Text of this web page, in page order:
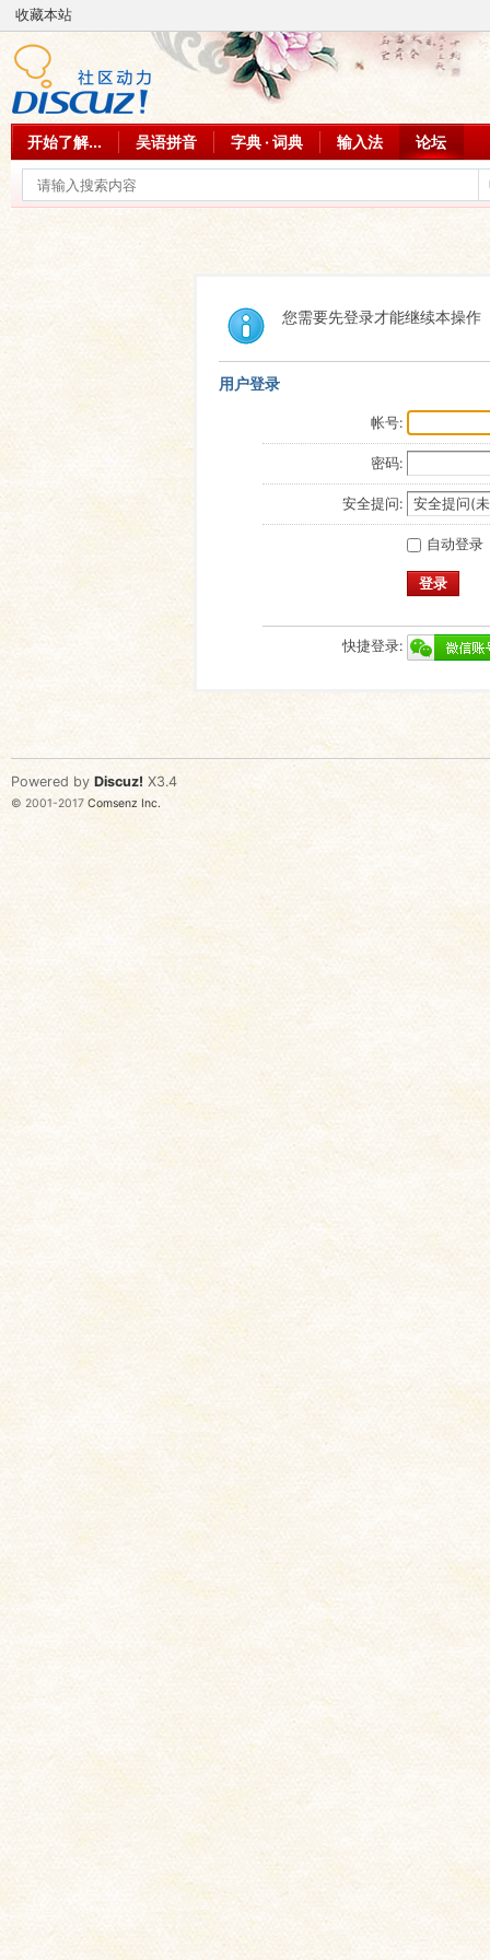
收藏本站
开始了解... 吴语拼音 字典 · 词典 输入法 论坛
您需要先登录才能继续本操作
用户登录
帐号:
密码:
安全提问:
自动登录
登录
快捷登录:
Powered by Discuz! X3.4
© 2001-2017 Comsenz Inc.